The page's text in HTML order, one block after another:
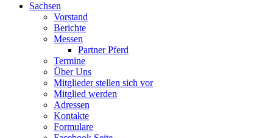
Sachsen
Vorstand
Berichte
Messen
Partner Pferd
Termine
Über Uns
Mitglieder stellen sich vor
Mitglied werden
Adressen
Kontakte
Formulare